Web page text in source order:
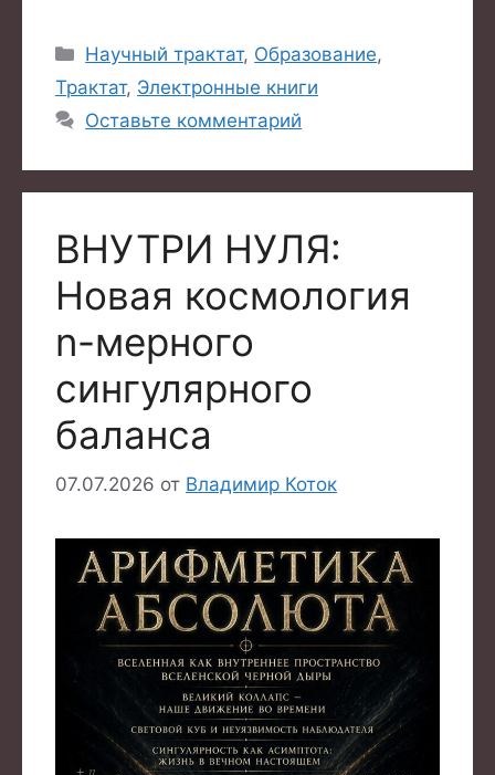
Рубрики
Научный трактат, Образование,
Трактат, Электронные книги
Оставьте комментарий
ВНУТРИ НУЛЯ:
Новая космология
n-мерного
сингулярного
баланса
07.07.2026 от Владимир Коток